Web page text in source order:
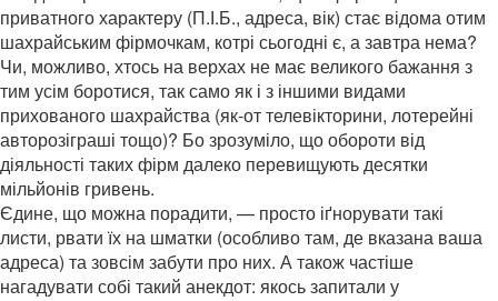
приватного характеру (П.І.Б., адреса, вік) стає відома отим
шахрайським фірмочкам, котрі сьогодні є, а завтра нема?
Чи, можливо, хтось на верхах не має великого бажання з
тим усім боротися, так само як і з іншими видами
прихованого шахрайства (як-от телевікторини, лотерейні
авторозіграші тощо)? Бо зрозуміло, що обороти від
діяльності таких фірм далеко перевищують десятки
мільйонів гривень.
Єдине, що можна порадити, — просто іґнорувати такі
листи, рвати їх на шматки (особливо там, де вказана ваша
адреса) та зовсім забути про них. А також частіше
нагадувати собі такий анекдот: якось запитали у